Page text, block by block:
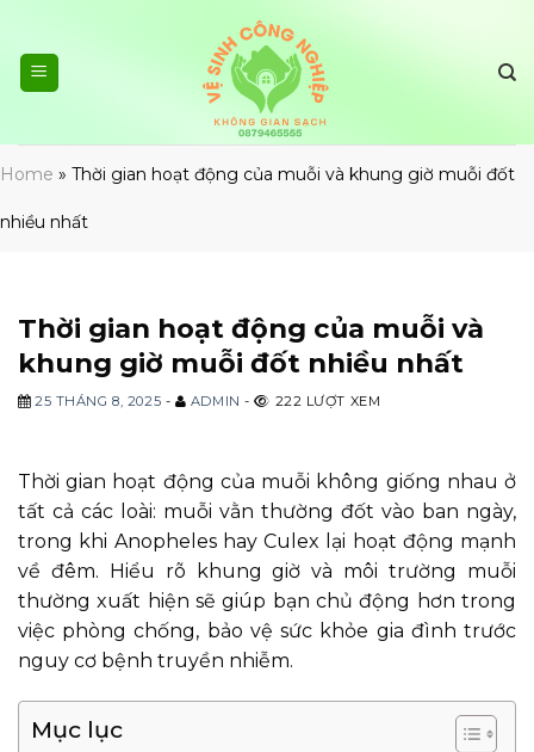
content
Home » Thời gian hoạt động của muỗi và khung giờ muỗi đốt
nhiều nhất
Thời gian hoạt động của muỗi và
khung giờ muỗi đốt nhiều nhất
25 THÁNG 8, 2025 - ADMIN - 222 LƯỢT XEM
Thời gian hoạt động của muỗi không giống nhau ở
tất cả các loài: muỗi vằn thường đốt vào ban ngày,
trong khi Anopheles hay Culex lại hoạt động mạnh
về đêm. Hiểu rõ khung giờ và môi trường muỗi
thường xuất hiện sẽ giúp bạn chủ động hơn trong
việc phòng chống, bảo vệ sức khỏe gia đình trước
nguy cơ bệnh truyền nhiễm.
Mục lục